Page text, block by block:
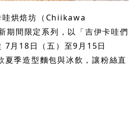
哇烘焙坊（Chiikawa
期間限定系列，以「吉伊卡哇們
7月18日（五）至9月15日
夏季造型麵包與冰飲，讓粉絲直